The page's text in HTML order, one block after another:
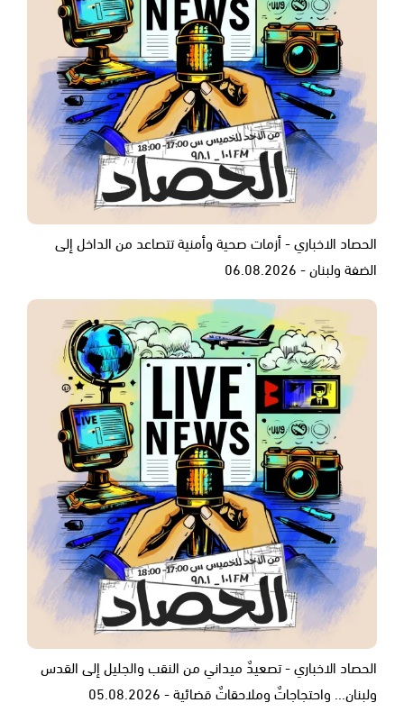
الحصاد الاخباري - أزمات صحية وأمنية تتصاعد من الداخل إلى
الضفة ولبنان - 06.08.2026
الحصاد الاخباري - تصعيدٌ ميداني من النقب والجليل إلى القدس
ولبنان... واحتجاجاتٌ وملاحقاتٌ قضائية - 05.08.2026